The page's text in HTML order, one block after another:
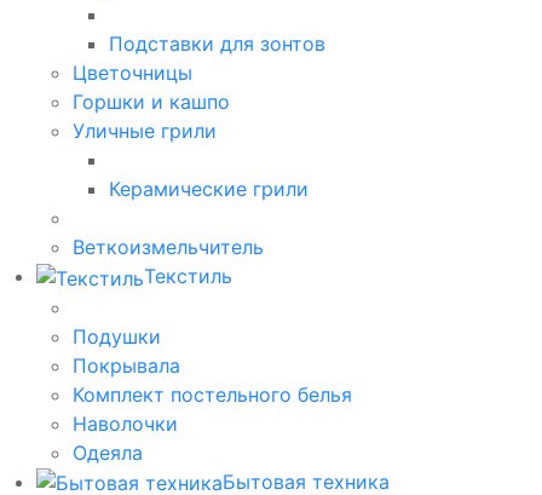
Подставки для зонтов
Цветочницы
Горшки и кашпо
Уличные грили
Керамические грили
Веткоизмельчитель
Текстиль
Подушки
Покрывала
Комплект постельного белья
Наволочки
Одеяла
Бытовая техника